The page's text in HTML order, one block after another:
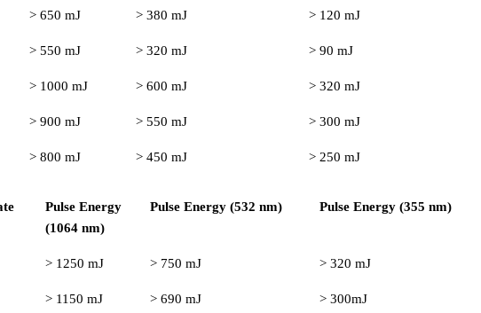
> 650 mJ > 380 mJ > 120 mJ
> 550 mJ > 320 mJ > 90 mJ
> 1000 mJ > 600 mJ > 320 mJ
> 900 mJ > 550 mJ > 300 mJ
> 800 mJ > 450 mJ > 250 mJ
Pulse Energy
(1064 nm)
Pulse Energy (532 nm) Pulse Energy (355 nm)
> 1250 mJ > 750 mJ > 320 mJ
> 1150 mJ > 690 mJ > 300mJ